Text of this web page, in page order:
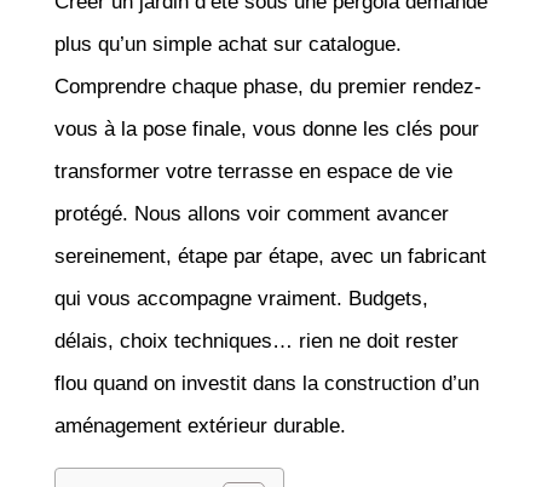
plus qu’un simple achat sur catalogue.
Comprendre chaque phase, du premier rendez-
vous à la pose finale, vous donne les clés pour
transformer votre terrasse en espace de vie
protégé. Nous allons voir comment avancer
sereinement, étape par étape, avec un fabricant
qui vous accompagne vraiment. Budgets,
délais, choix techniques… rien ne doit rester
flou quand on investit dans la construction d’un
aménagement extérieur durable.